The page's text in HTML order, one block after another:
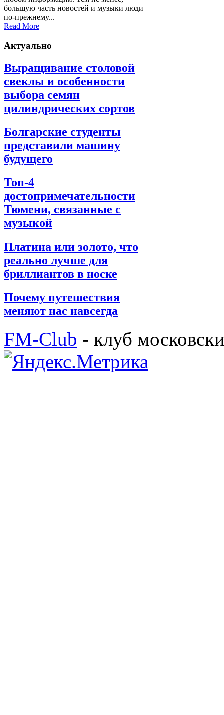
большую часть новостей и музыки люди
по-прежнему...
Read More
Актуально
Выращивание столовой
свеклы и особенности
выбора семян
цилиндрических сортов
Болгарские студенты
представили машину
будущего
Топ-4
достопримечательности
Тюмени, связанные с
музыкой
Платина или золото, что
реально лучше для
бриллиантов в носке
Почему путешествия
меняют нас навсегда
FM-Club - клуб